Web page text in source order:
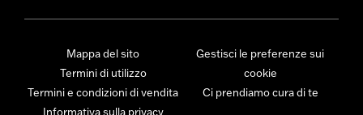
Mappa del sito
Termini di utilizzo
Termini e condizioni di vendita
Informativa sulla privacy
Gestisci le preferenze sui
cookie
Ci prendiamo cura di te